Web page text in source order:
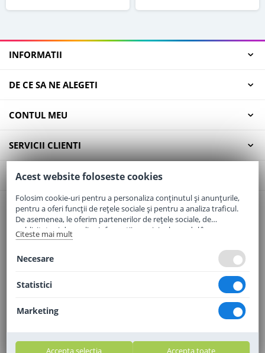
INFORMATII
DE CE SA NE ALEGETI
CONTUL MEU
SERVICII CLIENTI
CONTACT
Email:office@elaptepraf.ro
Telefon:0745-964-449
Adresa:Sos. Borsului, Nr. 20, Oradea, Jud. Bihor
Acest website foloseste cookies
Folosim cookie-uri pentru a personaliza conținutul și anunțurile,
pentru a oferi funcții de rețele sociale și pentru a analiza traficul.
De asemenea, le oferim partenerilor de rețele sociale, de
publicitate și de analize informații cu privire la modul în care
folosiți site-ul nostru. Aceștia le pot combina cu alte informații
Citeste mai mult
Necesare
Statistici
Marketing
Accepta selectia Accepta toate